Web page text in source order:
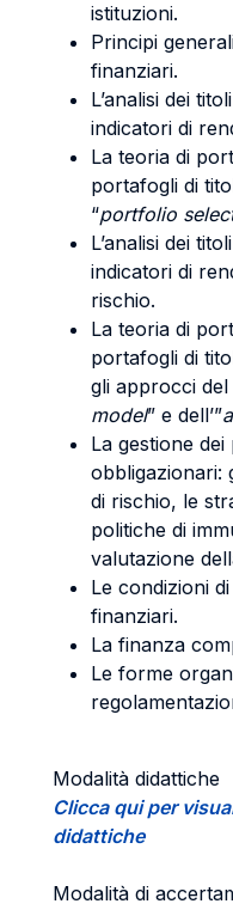
istituzioni.
Principi
finanziari.
L’analisi dei
indicatori di
La teoria di
portafogli di
“portfolio
L’analisi dei
indicatori di
rischio.
La teoria di
portafogli di
gli approcci del
model” e dell’”
La gestione
obbligazionari:
di rischio, le
politiche di
valutazione
Le condizioni
finanziari.
La finanza
Le forme
Modalità didattiche
Clicca qui per
didattiche
Modalità di